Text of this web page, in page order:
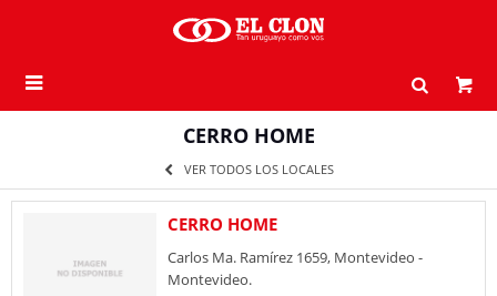

CERRO HOME
VER TODOS LOS LOCALES
CERRO HOME
Carlos Ma. Ramírez 1659, Montevideo -
Montevideo.